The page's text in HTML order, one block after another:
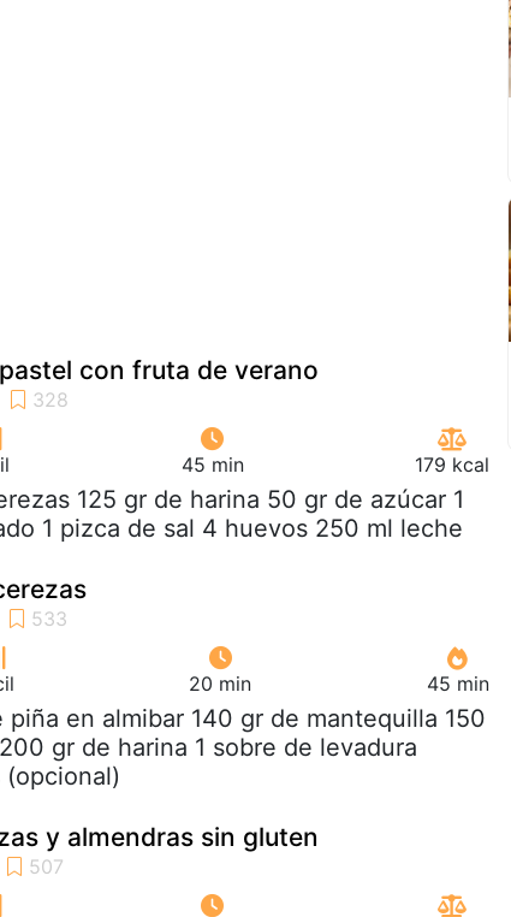
con fruta de verano
45 min 179 kcal
125 gr de harina 50 gr de azúcar 1
1 pizca de sal 4 huevos 250 ml leche
20 min 45 min
piña en almibar 140 gr de mantequilla 150
gr de harina 1 sobre de levadura
(opcional)
y almendras sin gluten